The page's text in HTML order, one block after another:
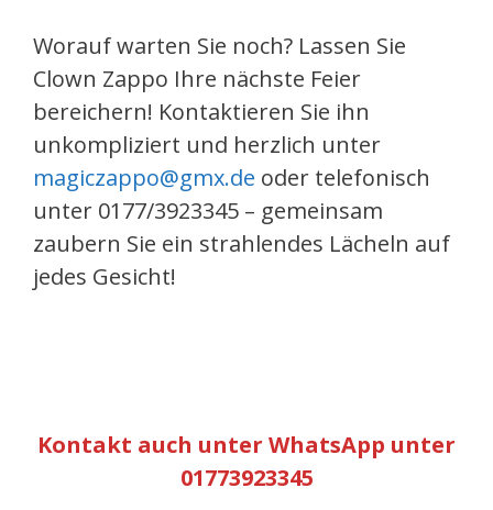
Worauf warten Sie noch? Lassen Sie
Clown Zappo Ihre nächste Feier
bereichern! Kontaktieren Sie ihn
unkompliziert und herzlich unter
magiczappo@gmx.de oder telefonisch
unter 0177/3923345 – gemeinsam
zaubern Sie ein strahlendes Lächeln auf
jedes Gesicht!
Kontakt auch unter WhatsApp unter
01773923345